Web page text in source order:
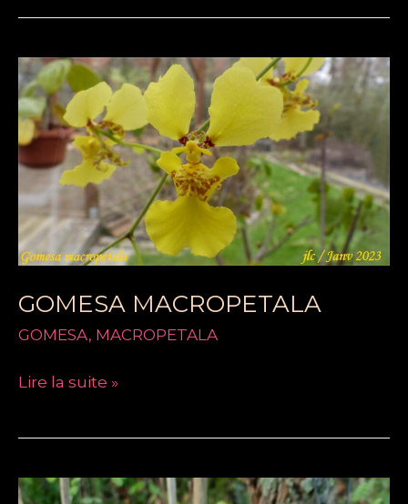
GOMESA MACROPETALA
GOMESA, MACROPETALA
GOMESA
MACROPETALA
Lire la suite »
GOMESA